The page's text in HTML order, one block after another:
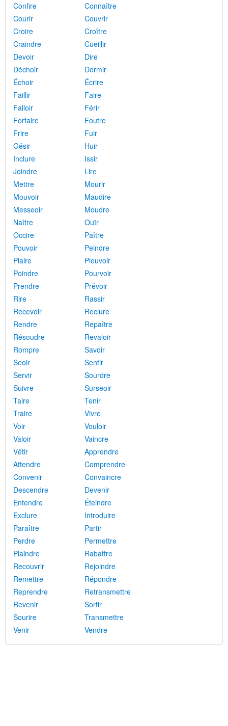
Confire
Connaître
Courir
Couvrir
Croire
Croître
Craindre
Cueillir
Devoir
Dire
Déchoir
Dormir
Échoir
Écrire
Faillir
Faire
Falloir
Férir
Forfaire
Foutre
Frire
Fuir
Gésir
Huir
Inclure
Issir
Joindre
Lire
Mettre
Mourir
Mouvoir
Maudire
Messeoir
Moudre
Naître
Ouïr
Occire
Paître
Pouvoir
Peindre
Plaire
Pleuvoir
Poindre
Pourvoir
Prendre
Prévoir
Rire
Rassir
Recevoir
Reclure
Rendre
Repaître
Résoudre
Revaloir
Rompre
Savoir
Seoir
Sentir
Servir
Sourdre
Suivre
Surseoir
Taire
Tenir
Traire
Vivre
Voir
Vouloir
Valoir
Vaincre
Vêtir
Apprendre
Attendre
Comprendre
Convenir
Convaincre
Descendre
Devenir
Entendre
Éteindre
Exclure
Introduire
Paraître
Partir
Perdre
Permettre
Plaindre
Rabattre
Recouvrir
Rejoindre
Remettre
Répondre
Reprendre
Retransmettre
Revenir
Sortir
Sourire
Transmettre
Venir
Vendre